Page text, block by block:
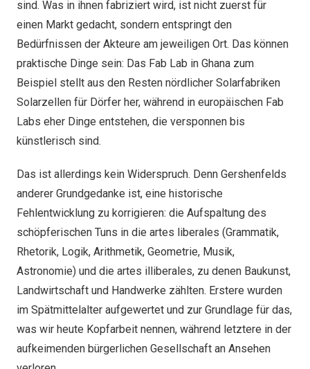
sind. Was in ihnen fabriziert wird, ist nicht zuerst für
einen Markt gedacht, sondern entspringt den
Bedürfnissen der Akteure am jeweiligen Ort. Das können
praktische Dinge sein: Das Fab Lab in Ghana zum
Beispiel stellt aus den Resten nördlicher Solarfabriken
Solarzellen für Dörfer her, während in europäischen Fab
Labs eher Dinge entstehen, die versponnen bis
künstlerisch sind.
Das ist allerdings kein Widerspruch. Denn Gershenfelds
anderer Grundgedanke ist, eine historische
Fehlentwicklung zu korrigieren: die Aufspaltung des
schöpferischen Tuns in die artes liberales (Grammatik,
Rhetorik, Logik, Arithmetik, Geometrie, Musik,
Astronomie) und die artes illiberales, zu denen Baukunst,
Landwirtschaft und Handwerke zählten. Erstere wurden
im Spätmittelalter aufgewertet und zur Grundlage für das,
was wir heute Kopfarbeit nennen, während letztere in der
aufkeimenden bürgerlichen Gesellschaft an Ansehen